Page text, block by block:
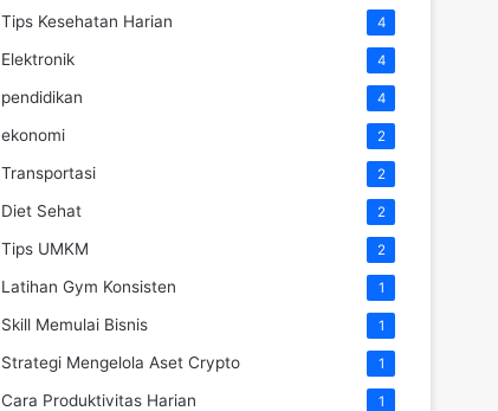
Tips Kesehatan Harian 4
Elektronik 4
pendidikan 4
ekonomi 2
Transportasi 2
Diet Sehat 2
Tips UMKM 2
Latihan Gym Konsisten 1
Skill Memulai Bisnis 1
Strategi Mengelola Aset Crypto 1
Cara Produktivitas Harian 1